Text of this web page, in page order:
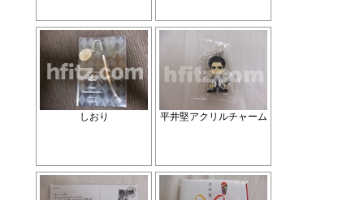
しおり 平井堅アクリルチャーム